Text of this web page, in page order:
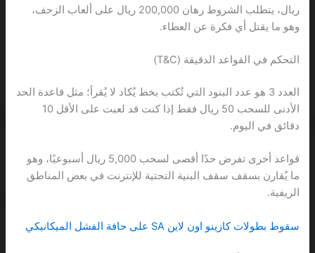
ريال، يتطلب الشروط رهان 200,000 ريال على ألعاب الزحف،
وهو ما يقتل أي فكرة عن العطاء.
التحكم في القواعد الدقيقة (T&C)
العدد 3 هو عدد البنود التي تُكتب بخط يُكاد لا يُقرأ؛ مثل قاعدة الحد
الأدنى للسحب 50 ريال فقط إذا كنت قد لعبت على الأقل 10
دقائق في اليوم.
قواعد أخرى تفرض حدًا أقصى لسحب 5,000 ريال أسبوعيًا، وهو
ما يُقارن بسقف سقف البنية التحتية للإنترنت في بعض المناطق
الريفية.
سقوط بطولات كازينو اون لاين SA على حافة الفشل الميكانيكي